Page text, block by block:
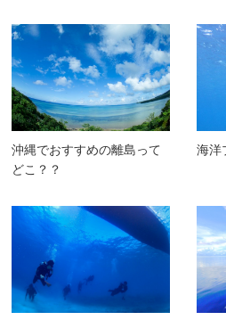
沖縄でおすすめの離島って
どこ？？
海洋